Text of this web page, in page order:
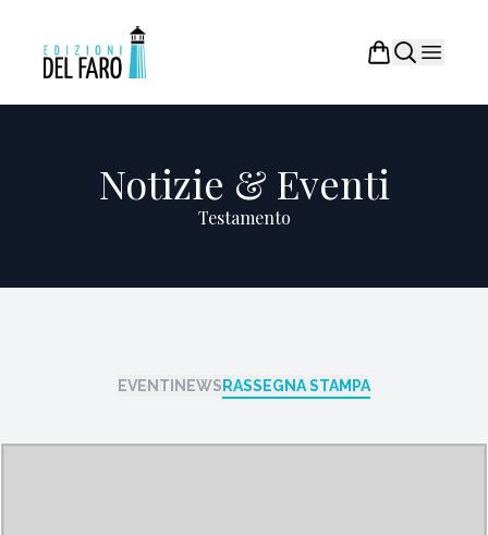
Notizie & Eventi
Testamento
EVENTI NEWS RASSEGNA STAMPA